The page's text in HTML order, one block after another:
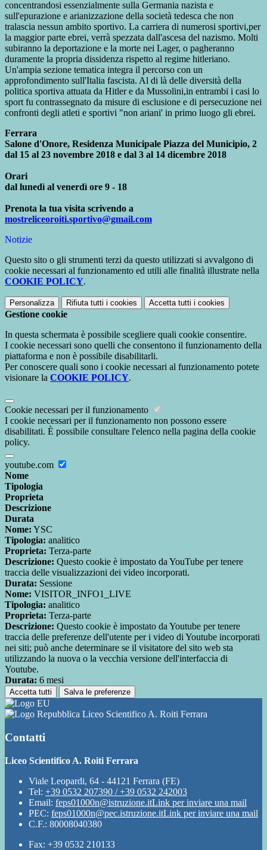
concentrandosi essenzialmente sulla Germania nazista e
sull'epurazione e arianizzazione della società tedesca che non
tralascia nessun ambito sportivo. La carriera di numerosi sportivi,per
la maggior parte ebrei, verrà spezzata dall'ascesa del nazismo. Molti
subiranno la deportazione e la morte nei Lager, o pagheranno
duramente la propria dissidenza rispetto al regime hitleriano.
Un'ampia sezione tematica integra il percorso con un
approfondimento sull'Italia fascista. Al di là delle diversità della
politica sportiva attuata da Hitler e da Mussolini,in entrambi i casi lo
sport fu contrassegnato da misure di esclusione e di persecu­zione nei
confronti degli atleti e sportivi "non ariani' in primo luogo gli ebrei.
Ferrara
Salone d'Onore, Residenza Municipale Piazza del Municipio, 2
dal 15 al 23 novembre 2018 e dal 3 al 14 dicembre 2018
Orari
dal lunedì al venerdì ore 9 - 18
Prenota la tua visita scrivendo a
mostreliceoroiti.sportivo@gmail.com
Notizie
Questo sito o gli strumenti terzi da questo utilizzati si avvalgono di
cookie necessari al funzionamento ed utili alle finalità illustrate nella
COOKIE POLICY.
Personalizza Rifiuta tutti i cookies Accetta tutti i cookies
Gestione cookie
In questa schermata è possibile scegliere quali cookie consentire.
I cookie necessari sono quelli che consentono il funzionamento della
piattaforma e non è possibile disabilitarli.
Per conoscere quali sono i cookie necessari al funzionamento potete
visionare la COOKIE POLICY.
Cookie necessari per il funzionamento
I cookie necessari per il funzionamento non possono essere
disabilitati. È possibile consultare l'elenco nella pagina della cookie
policy.
youtube.com
Nome
Tipologia
Proprieta
Descrizione
Durata
Nome: YSC
Tipologia: analitico
Proprieta: Terza-parte
Descrizione: Questo cookie è impostato da YouTube per tenere
traccia delle visualizzazioni dei video incorporati.
Durata: Sessione
Nome: VISITOR_INFO1_LIVE
Tipologia: analitico
Proprieta: Terza-parte
Descrizione: Questo cookie è impostato da Youtube per tenere
traccia delle preferenze dell'utente per i video di Youtube incorporati
nei siti; può anche determinare se il visitatore del sito web sta
utilizzando la nuova o la vecchia versione dell'interfaccia di
Youtube.
Durata: 6 mesi
Accetta tutti Salva le preferenze
Liceo Scientifico A. Roiti Ferrara
Contatti
Liceo Scientifico A. Roiti Ferrara
Viale Leopardi, 64 - 44121 Ferrara (FE)
Tel: +39 0532 207390 / +39 0532 242003
Email: feps01000n@istruzione.itLink per inviare una mail
PEC: feps01000n@pec.istruzione.itLink per inviare una mail
C.F.: 80008040380
Fax: +39 0532 210133